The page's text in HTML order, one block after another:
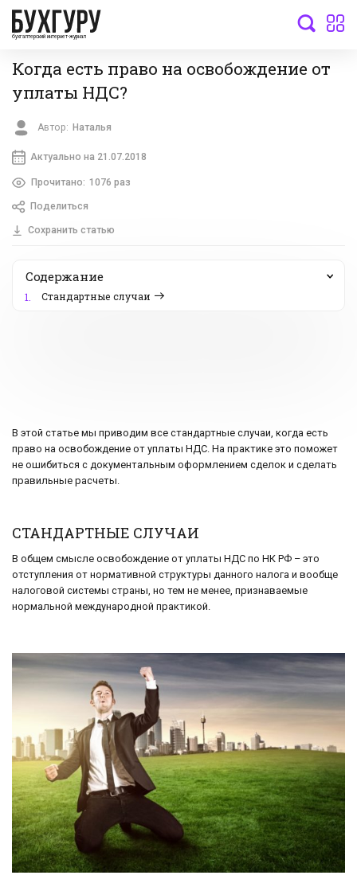
бухгалтерский интернет-журнал
Когда есть право на освобождение от
уплаты НДС?
Автор: Наталья
Актуально на 21.07.2018
Прочитано: 1076 раз
Поделиться
Сохранить статью
Содержание
1. Стандартные случаи
В этой статье мы приводим все стандартные случаи, когда есть
право на освобождение от уплаты НДС. На практике это поможет
не ошибиться с документальным оформлением сделок и сделать
правильные расчеты.
СТАНДАРТНЫЕ СЛУЧАИ
В общем смысле освобождение от уплаты НДС по НК РФ – это
отступления от нормативной структуры данного налога и вообще
налоговой системы страны, но тем не менее, признаваемые
нормальной международной практикой.